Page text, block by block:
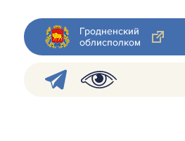
Гродненский
облисполком